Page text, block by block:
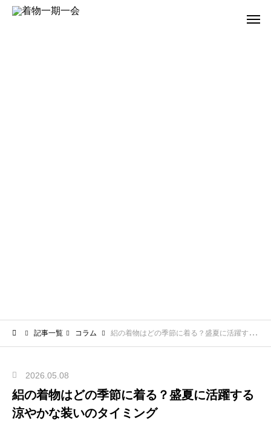
記事一覧 コラム 絽の着物はどの季節に着る？盛夏に活躍する涼やかな装いのタイミング
2026.05.08
絽の着物はどの季節に着る？盛夏に活躍する
涼やかな装いのタイミング